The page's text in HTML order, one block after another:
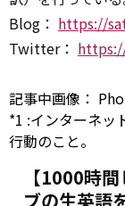
Blog： https://
Twitter：
記事中画像：
*1 :インターネッ
行動のこと。
【1000時
ブの生英語